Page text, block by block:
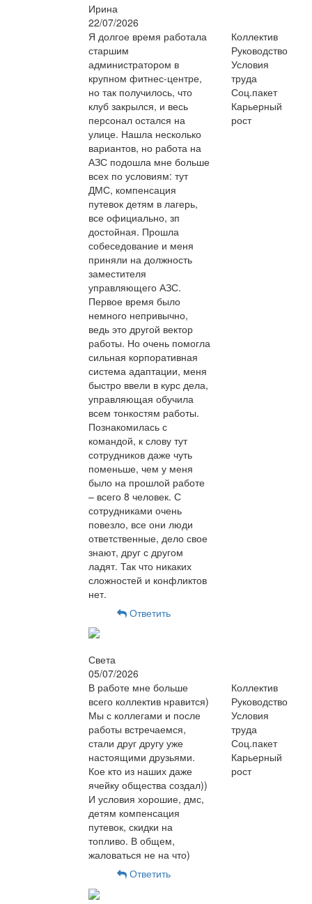
Ирина
22/07/2026
Я долгое время работала
старшим
администратором в
крупном фитнес-центре,
но так получилось, что
клуб закрылся, и весь
персонал остался на
улице. Нашла несколько
вариантов, но работа на
АЗС подошла мне больше
всех по условиям: тут
ДМС, компенсация
путевок детям в лагерь,
все официально, зп
достойная. Прошла
собеседование и меня
приняли на должность
заместителя
управляющего АЗС.
Первое время было
немного непривычно,
ведь это другой вектор
работы. Но очень помогла
сильная корпоративная
система адаптации, меня
быстро ввели в курс дела,
управляющая обучила
всем тонкостям работы.
Познакомилась с
командой, к слову тут
сотрудников даже чуть
поменьше, чем у меня
было на прошлой работе
– всего 8 человек. С
сотрудниками очень
повезло, все они люди
ответственные, дело свое
знают, друг с другом
ладят. Так что никаких
сложностей и конфликтов
нет.
Коллектив
Руководство
Условия
труда
Соц.пакет
Карьерный
рост
Ответить
Света
05/07/2026
В работе мне больше
всего коллектив нравится)
Мы с коллегами и после
работы встречаемся,
стали друг другу уже
настоящими друзьями.
Кое кто из наших даже
ячейку общества создал))
И условия хорошие, дмс,
детям компенсация
путевок, скидки на
топливо. В общем,
жаловаться не на что)
Коллектив
Руководство
Условия
труда
Соц.пакет
Карьерный
рост
Ответить